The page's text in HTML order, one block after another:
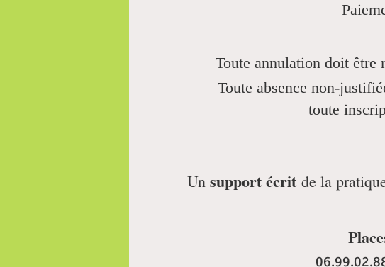
Toute annulation doit être
Toute absence non-
toute
Un support écritde la